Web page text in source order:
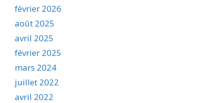
février 2026
août 2025
avril 2025
février 2025
mars 2024
juillet 2022
avril 2022